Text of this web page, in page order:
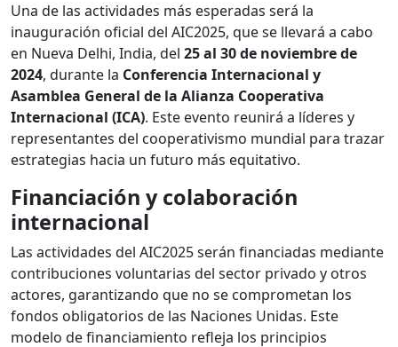
Una de las actividades más esperadas será la
inauguración oficial del AIC2025, que se llevará a cabo
en Nueva Delhi, India, del 25 al 30 de noviembre de
2024, durante la Conferencia Internacional y
Asamblea General de la Alianza Cooperativa
Internacional (ICA). Este evento reunirá a líderes y
representantes del cooperativismo mundial para trazar
estrategias hacia un futuro más equitativo.
Financiación y colaboración
internacional
Las actividades del AIC2025 serán financiadas mediante
contribuciones voluntarias del sector privado y otros
actores, garantizando que no se comprometan los
fondos obligatorios de las Naciones Unidas. Este
modelo de financiamiento refleja los principios